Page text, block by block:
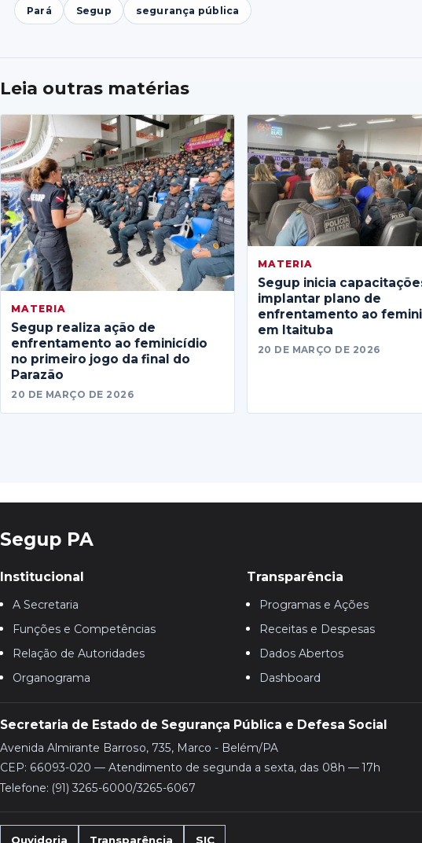
Pará Segup segurança pública
Leia outras matérias
MATERIA
Segup realiza ação de
enfrentamento ao feminicídio
no primeiro jogo da final do
Parazão
20 DE MARÇO DE 2026
MATERIA
Segup inicia
implantar plano de
enfrentamento ao
em Itaituba
20 DE MARÇO DE 2026
Segup PA
Institucional
A Secretaria
Funções e Competências
Relação de Autoridades
Organograma
Transparência
Programas e Ações
Receitas e Despesas
Dados Abertos
Dashboard
Secretaria de Estado de Segurança Pública e Defesa Social
Avenida Almirante Barroso, 735, Marco - Belém/PA
CEP: 66093-020 — Atendimento de segunda a sexta, das 08h — 17h
Telefone: (91) 3265-6000/3265-6067
Ouvidoria Transparência SIC